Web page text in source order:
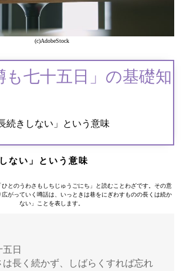
(c)AdobeStock
も七十五日」の基礎知
続きしない」という意味
ない」という意味
ひとのうわさもしちじゅうごにち」と読むことわざです。その意
がっていく噂話は、いっときは巷をにぎわすものの長くは続か
ない」ことを表します。
日
は長く続かず、しばらくすれば忘れ